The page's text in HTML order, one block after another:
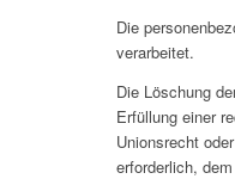
Die
verarbeitet.
Die Löschung
Erfüllung einer
Unionsrecht
erforderlich,